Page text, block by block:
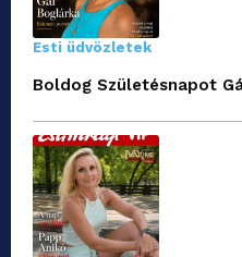
Esti üdvözletek
Boldog Születésnapot